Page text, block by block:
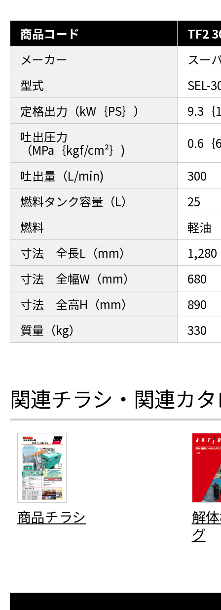
商品コード
TF2
メーカー
スー
型式
SEL-
定格出力（kW｛PS｝）
9.3｛
吐出圧力
（MPa｛kgf/cm²｝)
0.6｛
吐出量（L/min)
300
燃料タンク容量（L）
25
燃料
軽油
寸法 全長L（mm）
1,280
寸法 全幅W（mm）
680
寸法 全高H（mm）
890
質量（kg）
330
関連チラシ・関連カ
商品チラシ
解
グ